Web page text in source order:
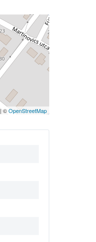
| ©OpenStreetMap